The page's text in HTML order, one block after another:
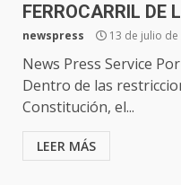
FERROCARRIL DE
newspress 13 de julio de
News Press Service
Dentro de las
Constitución, el...
LEER MÁS